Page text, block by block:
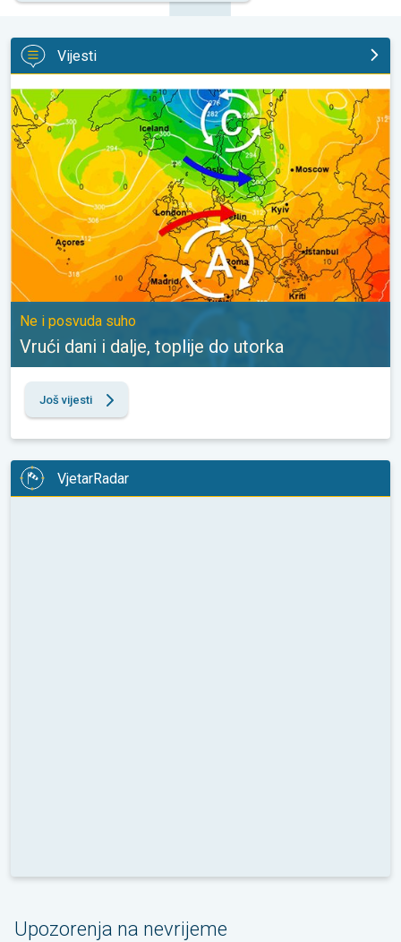
Vijesti
Vrući dani i dalje, toplije do utorka. Ne i posvuda suho. . .
Ne i posvuda suho
Vrući dani i dalje, toplije do utorka
Još vijesti
VjetarRadar
Upozorenja na nevrijeme